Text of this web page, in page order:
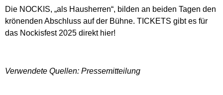
Die NOCKIS, „als Hausherren“, bilden an beiden Tagen den
krönenden Abschluss auf der Bühne. TICKETS gibt es für
das Nockisfest 2025 direkt hier!
Verwendete Quellen: Pressemitteilung